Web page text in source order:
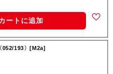
ートに追加
052/193〉[M2a]